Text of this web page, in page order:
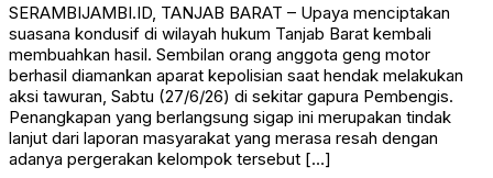
SERAMBIJAMBI.ID, TANJAB BARAT – Upaya menciptakan
suasana kondusif di wilayah hukum Tanjab Barat kembali
membuahkan hasil. Sembilan orang anggota geng motor
berhasil diamankan aparat kepolisian saat hendak melakukan
aksi tawuran, Sabtu (27/6/26) di sekitar gapura Pembengis.
Penangkapan yang berlangsung sigap ini merupakan tindak
lanjut dari laporan masyarakat yang merasa resah dengan
adanya pergerakan kelompok tersebut […]